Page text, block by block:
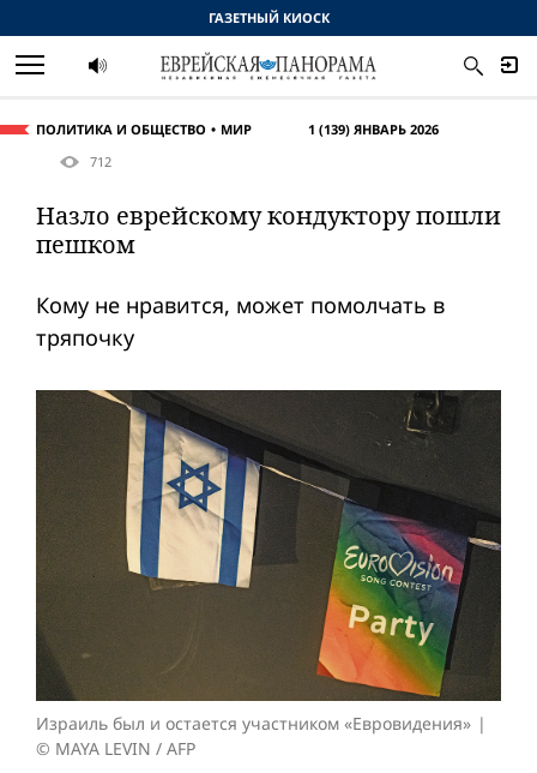
ПОЛИТИКА И ОБЩЕСТВО МИР
1 (139) ЯНВАРЬ 2026
712
Назло eвpeйскому кондуктору пошли
пешком
Кому не нравится, может помолчать в
тряпочку
Израиль был и остается участником «Евровидения»
© MAYA LEVIN / AFP
ГАЗЕТНЫЙ КИОСК